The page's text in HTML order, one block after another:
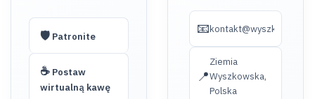
🛡️Patronite
☕Postaw
wirtualną kawę
📧
📍
Ziemia
Wyszkowska,
Polska